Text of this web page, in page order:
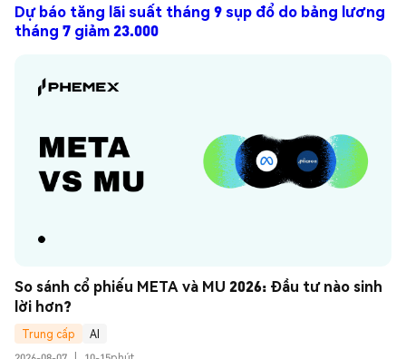
Dự báo tăng lãi suất tháng 9 sụp đổ do bảng lương
tháng 7 giảm 23.000
So sánh cổ phiếu META và MU 2026: Đầu tư nào sinh
lời hơn?
Trung cấp
AI